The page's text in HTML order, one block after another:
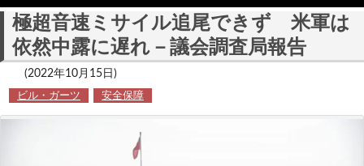
ニュース
政治
ホワイトハウス
極超音速ミサイル追尾できず 米軍は
依然中露に遅れ－議会調査局報告
(2022年10月15日)
ビル・ガーツ 安全保障